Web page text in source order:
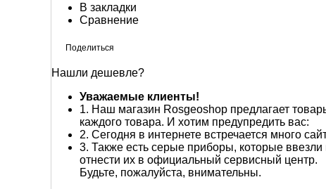
В закладки
Сравнение
Нашли дешевле?
Уважаемые клиенты!
1. Наш магазин Rosgeoshop предлагает
каждого товара. И хотим предупредить вас:
2. Сегодня в интернете встречается много
3. Также есть серые приборы, которые
отнести их в официальный сервисный центр.
Будьте, пожалуйста, внимательны.